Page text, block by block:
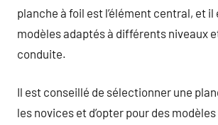
planche à foil est l’élément central, et
modèles adaptés à différents niveaux
conduite.
Il est conseillé de sélectionner une
les novices et d’opter pour des